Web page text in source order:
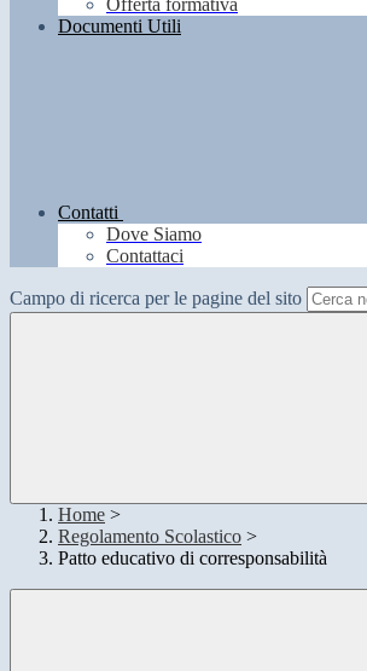
Offerta formativa
Documenti Utili
Contatti
Dove Siamo
Contattaci
Campo di ricerca per le pagine del sito
Home >
Regolamento Scolastico >
Patto educativo di corresponsabilità